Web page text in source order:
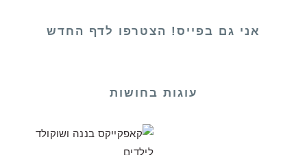
אני גם בפייס! הצטרפו לדף החדש
עוגות בחושות